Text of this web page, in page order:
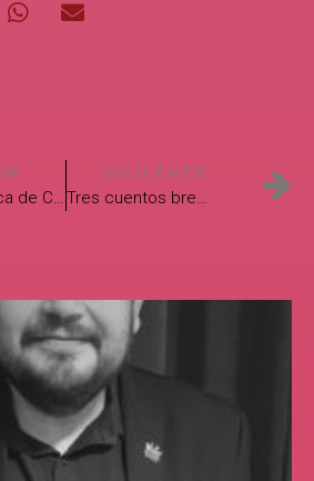
Una crónica de Cristina Rivera Garza
SIGUIENTE
Tres cuentos breves de Marco Tulio Bustos Gutiérrez